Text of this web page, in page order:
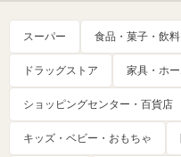
スーパー 食品・菓子・飲
ドラッグストア 家具・ホ
ショッピングセンター・百貨店
キッズ・ベビー・おもちゃ